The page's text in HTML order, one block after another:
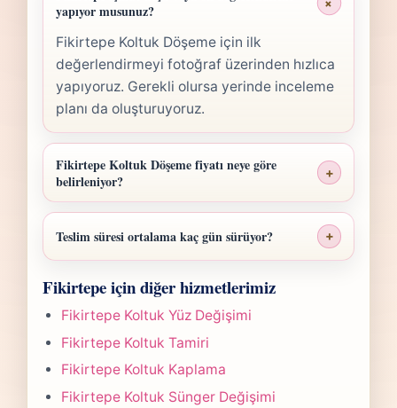
yapıyor musunuz?
Fikirtepe Koltuk Döşeme için ilk
değerlendirmeyi fotoğraf üzerinden hızlıca
yapıyoruz. Gerekli olursa yerinde inceleme
planı da oluşturuyoruz.
Fikirtepe Koltuk Döşeme fiyatı neye göre
belirleniyor?
+
Fikirtepe Koltuk Döşeme fiyatı; ölçü,
malzeme sınıfı, işçilik yoğunluğu ve teslim
planına göre belirlenir. Fotoğraf
gönderdiğinizde hızlıca anlaşılır bir aralık
paylaşırız.
Teslim süresi ortalama kaç gün sürüyor? +
yapılan işlemin kapsamına göre değişir.
Çoğu projede 5-7 iş günü hedefiyle çalışır,
olası değişikliği önceden bildiririz.
Fikirtepe için diğer hizmetlerimiz
Fikirtepe Koltuk Yüz Değişimi
Fikirtepe Koltuk Tamiri
Fikirtepe Koltuk Kaplama
Fikirtepe Koltuk Sünger Değişimi